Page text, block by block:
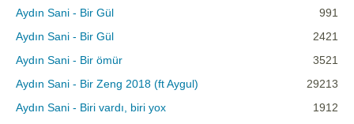
Aydın Sani - Bir Gül
991
Aydın Sani - Bir Gül
2421
Aydın Sani - Bir ömür
3521
Aydın Sani - Bir Zeng 2018 (ft Aygul)
29213
Aydın Sani - Biri vardı, biri yox
1912